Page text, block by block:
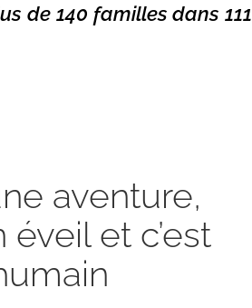
de 140 familles dans 111
aventure,
éveil et c’est